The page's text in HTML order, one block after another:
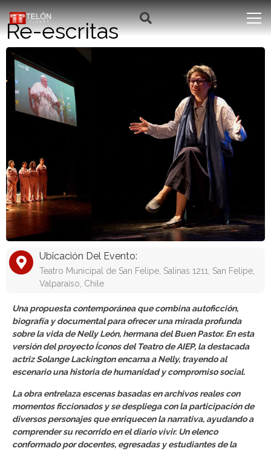
Re-escritas
Ubicación Del Evento:
Teatro Municipal de San Felipe, Salinas 1211, San Felipe,
Valparaiso, Chile
Una propuesta contemporánea que combina autoficción,
biografía y documental para ofrecer una mirada profunda
sobre la vida de Nelly León, hermana del Buen Pastor. En esta
versión del proyecto Íconos del Teatro de AIEP, la destacada
actriz Solange Lackington encarna a Nelly, trayendo al
escenario una historia de humanidad y compromiso social.
La obra entrelaza escenas basadas en archivos reales con
momentos ficcionados y se despliega con la participación de
diversos personajes que enriquecen la narrativa, ayudando a
comprender su recorrido en el diario vivir. Un elenco
conformado por docentes, egresadas y estudiantes de la